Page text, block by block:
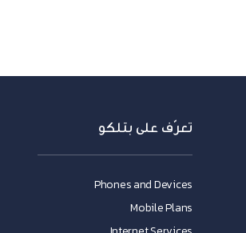
تعرّف على بتلكو
Phones and Devices
Mobile Plans